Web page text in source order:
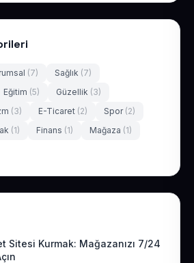
(7) Sağlık (7)
Eğitim (5) Güzellik (3)
(3) E-Ticaret (2) Spor (2)
(1) Finans (1) Mağaza (1)
Sitesi Kurmak: Mağazanızı 7/24